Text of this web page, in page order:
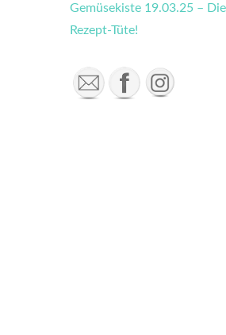
Gemüsekiste 19.03.25 –
Rezept-Tüte!